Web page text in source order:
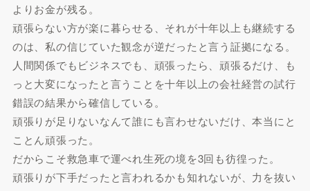
よりお金が残る。
頑張らない方が楽に暮らせる、それが十年以上も継続する
のは、私の信じていた観念が逆だったと言う証拠になる。
人間関係でもビジネスでも、頑張ったら、頑張るだけ、も
っと大変になったと言うことを十年以上の会社経営の試行
錯誤の結果から確信している。
頑張りが足りないなんて誰にも言わせないだけ、本当にと
ことん頑張った。
だからこそ救急車で運べれ生死の境を3回も彷徨った。
頑張りが下手だったと言われるかも知れないが、力を抜い